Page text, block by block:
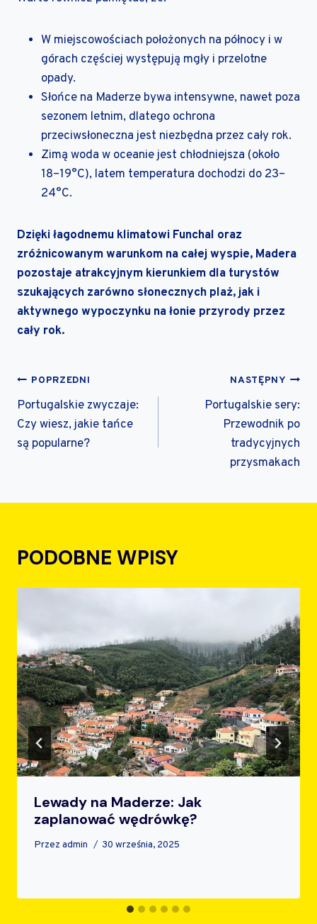
W miejscowościach położonych na północy i w
górach częściej występują mgły i przelotne
opady.
Słońce na Maderze bywa intensywne, nawet poza
sezonem letnim, dlatego ochrona
przeciwsłoneczna jest niezbędna przez cały rok.
Zimą woda w oceanie jest chłodniejsza (około
18–19°C), latem temperatura dochodzi do 23–
24°C.
Dzięki łagodnemu klimatowi Funchal oraz
zróżnicowanym warunkom na całej wyspie, Madera
pozostaje atrakcyjnym kierunkiem dla turystów
szukających zarówno słonecznych plaż, jak i
aktywnego wypoczynku na łonie przyrody przez
cały rok.
NAWIGACJA
WPISU
POPRZEDNI
Portugalskie zwyczaje:
Czy wiesz, jakie tańce
są popularne?
NASTĘPNY
Portugalskie sery:
Przewodnik po
tradycyjnych
przysmakach
PODOBNE WPISY
Lewady na Maderze: Jak
zaplanować wędrówkę?
Przez admin 30 września, 2025